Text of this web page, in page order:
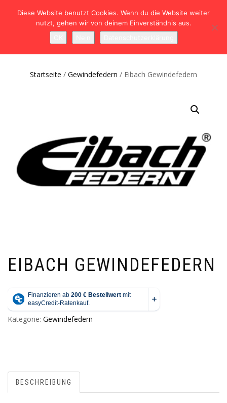
NAVIGATION
0
Startseite / Gewindefedern / Eibach Gewindefedern
EIBACH GEWINDEFEDERN
Kategorie: Gewindefedern
BESCHREIBUNG
Diese Website benutzt Cookies. Wenn du die Website weiter
nutzt, gehen wir von deinem Einverständnis aus.